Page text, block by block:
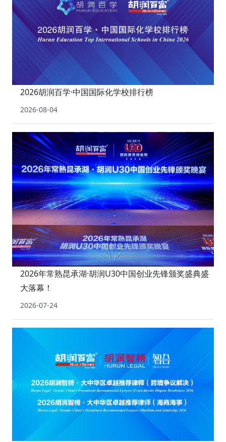
2026胡润百学·中国国际化学校排行榜
2026-08-04
2026年常熟昆承湖·胡润U30中国创业先锋颁奖盛典盛
大落幕！
2026-07-24